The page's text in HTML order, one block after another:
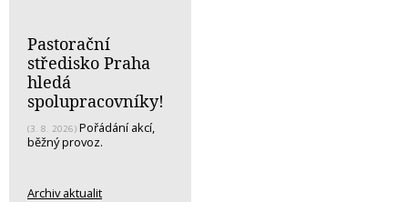
Pastorační
středisko Praha
hledá
spolupracovníky!
(3. 8. 2026) Pořádání akcí,
běžný provoz.
Archiv aktualit